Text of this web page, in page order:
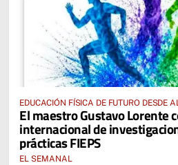
EDUCACIÓN FÍSICA DE FUTURO DESDE
El maestro Gustavo Lorente
internacional de
prácticas FIEPS
EL SEMANAL